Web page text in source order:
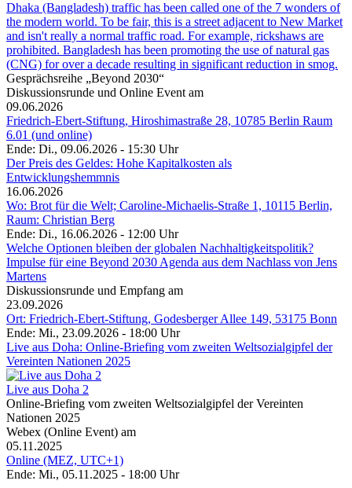
Dhaka (Bangladesh) traffic has been called one of the 7 wonders of
the modern world. To be fair, this is a street adjacent to New Market
and isn't really a normal traffic road. For example, rickshaws are
prohibited. Bangladesh has been promoting the use of natural gas
(CNG) for over a decade resulting in significant reduction in smog.
Gesprächsreihe „Beyond 2030“
Diskussionsrunde und Online Event am
09.06.2026
Friedrich-Ebert-Stiftung, Hiroshimastraße 28, 10785 Berlin Raum
6.01 (und online)
Ende: Di., 09.06.2026 - 15:30 Uhr
Der Preis des Geldes: Hohe Kapitalkosten als
Entwicklungshemmnis
16.06.2026
Wo: Brot für die Welt; Caroline-Michaelis-Straße 1, 10115 Berlin,
Raum: Christian Berg
Ende: Di., 16.06.2026 - 12:00 Uhr
Welche Optionen bleiben der globalen Nachhaltigkeitspolitik?
Impulse für eine Beyond 2030 Agenda aus dem Nachlass von Jens
Martens
Diskussionsrunde und Empfang am
23.09.2026
Ort: Friedrich-Ebert-Stiftung, Godesberger Allee 149, 53175 Bonn
Ende: Mi., 23.09.2026 - 18:00 Uhr
Live aus Doha: Online-Briefing vom zweiten Weltsozialgipfel der
Vereinten Nationen 2025
Live aus Doha 2
Online-Briefing vom zweiten Weltsozialgipfel der Vereinten
Nationen 2025
Webex (Online Event) am
05.11.2025
Online (MEZ, UTC+1)
Ende: Mi., 05.11.2025 - 18:00 Uhr